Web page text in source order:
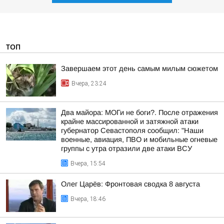
ТОП
Завершаем этот день самым милым сюжетом
Вчера, 23:24
Два майора: МОГи не боги?. После отражения
крайне массированной и затяжной атаки
губернатор Севастополя сообщил: "Наши
военные, авиация, ПВО и мобильные огневые
группы с утра отразили две атаки ВСУ
Вчера, 15:54
Олег Царёв: Фронтовая сводка 8 августа
Вчера, 18:46